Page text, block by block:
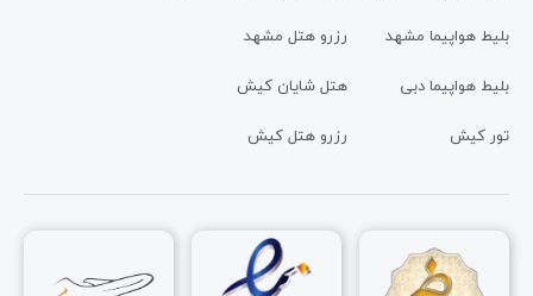
بلیط هواپیما مشهد
بلیط هواپیما دبی
تور کیش
رزرو هتل مشهد
هتل شایان کیش
رزرو هتل کیش